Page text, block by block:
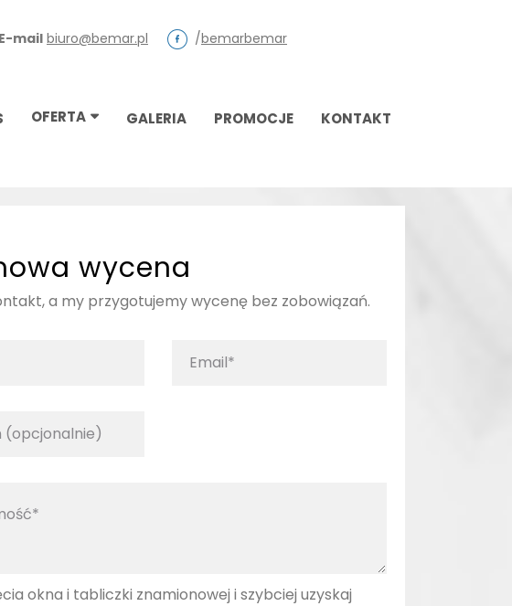
E-mail biuro@bemar.pl /bemarbemar
OFERTA GALERIA PROMOCJE KONTAKT
wycena
a my przygotujemy wycenę bez zobowiązań.
okna i tabliczki znamionowej i szybciej uzyskaj